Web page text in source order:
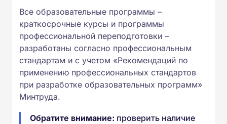
Все образовательные программы –
краткосрочные курсы и программы
профессиональной переподготовки –
разработаны согласно профессиональным
стандартам и с учетом «Рекомендаций по
применению профессиональных стандартов
при разработке образовательных программ»
Минтруда.
Обратите внимание: проверить наличие